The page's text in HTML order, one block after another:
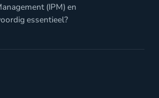
(IPM) en
essentieel?